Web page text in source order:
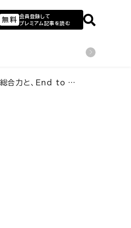
無料 会員登録して
プレミアム記事を読む
で価値を創出するBPGチームの挑戦